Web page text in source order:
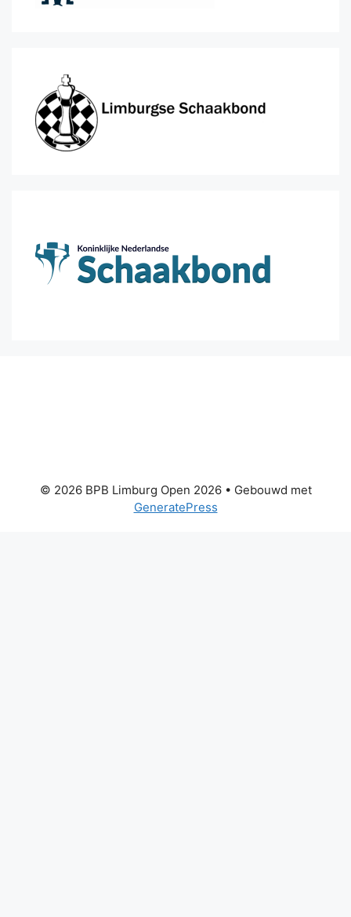
© 2026 BPB Limburg Open 2026• Gebouwd met
GeneratePress